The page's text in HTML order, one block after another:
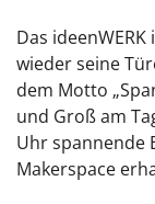
Das
wieder seine
dem Motto
und Groß am
Uhr spannende
Makerspace